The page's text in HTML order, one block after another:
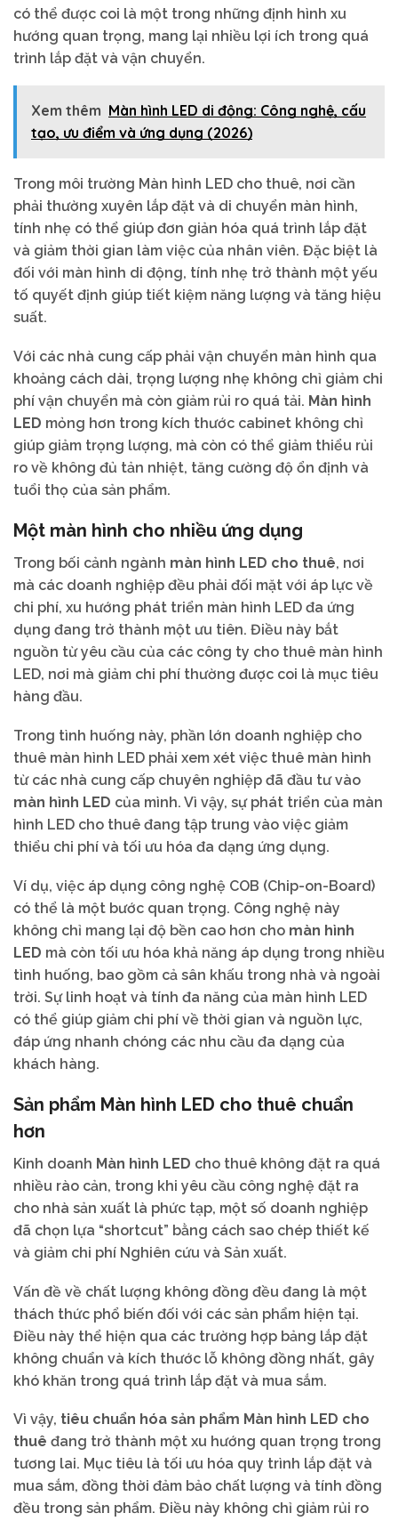
có thể được coi là một trong những định hình xu
hướng quan trọng, mang lại nhiều lợi ích trong quá
trình lắp đặt và vận chuyển.
Xem thêm Màn hình LED di động: Công nghệ, cấu
tạo, ưu điểm và ứng dụng (2026)
Trong môi trường Màn hình LED cho thuê, nơi cần
phải thường xuyên lắp đặt và di chuyển màn hình,
tính nhẹ có thể giúp đơn giản hóa quá trình lắp đặt
và giảm thời gian làm việc của nhân viên. Đặc biệt là
đối với màn hình di động, tính nhẹ trở thành một yếu
tố quyết định giúp tiết kiệm năng lượng và tăng hiệu
suất.
Với các nhà cung cấp phải vận chuyển màn hình qua
khoảng cách dài, trọng lượng nhẹ không chỉ giảm chi
phí vận chuyển mà còn giảm rủi ro quá tải. Màn hình
LED mỏng hơn trong kích thước cabinet không chỉ
giúp giảm trọng lượng, mà còn có thể giảm thiểu rủi
ro về không đủ tản nhiệt, tăng cường độ ổn định và
tuổi thọ của sản phẩm.
Một màn hình cho nhiều ứng dụng
Trong bối cảnh ngành màn hình LED cho thuê, nơi
mà các doanh nghiệp đều phải đối mặt với áp lực về
chi phí, xu hướng phát triển màn hình LED đa ứng
dụng đang trở thành một ưu tiên. Điều này bắt
nguồn từ yêu cầu của các công ty cho thuê màn hình
LED, nơi mà giảm chi phí thường được coi là mục tiêu
hàng đầu.
Trong tình huống này, phần lớn doanh nghiệp cho
thuê màn hình LED phải xem xét việc thuê màn hình
từ các nhà cung cấp chuyên nghiệp đã đầu tư vào
màn hình LED của mình. Vì vậy, sự phát triển của màn
hình LED cho thuê đang tập trung vào việc giảm
thiểu chi phí và tối ưu hóa đa dạng ứng dụng.
Ví dụ, việc áp dụng công nghệ COB (Chip-on-Board)
có thể là một bước quan trọng. Công nghệ này
không chỉ mang lại độ bền cao hơn cho màn hình
LED mà còn tối ưu hóa khả năng áp dụng trong nhiều
tình huống, bao gồm cả sân khấu trong nhà và ngoài
trời. Sự linh hoạt và tính đa năng của màn hình LED
có thể giúp giảm chi phí về thời gian và nguồn lực,
đáp ứng nhanh chóng các nhu cầu đa dạng của
khách hàng.
Sản phẩm Màn hình LED cho thuê chuẩn
hơn
Kinh doanh Màn hình LED cho thuê không đặt ra quá
nhiều rào cản, trong khi yêu cầu công nghệ đặt ra
cho nhà sản xuất là phức tạp, một số doanh nghiệp
đã chọn lựa “shortcut” bằng cách sao chép thiết kế
và giảm chi phí Nghiên cứu và Sản xuất.
Vấn đề về chất lượng không đồng đều đang là một
thách thức phổ biến đối với các sản phẩm hiện tại.
Điều này thể hiện qua các trường hợp bảng lắp đặt
không chuẩn và kích thước lỗ không đồng nhất, gây
khó khăn trong quá trình lắp đặt và mua sắm.
Vì vậy, tiêu chuẩn hóa sản phẩm Màn hình LED cho
thuê đang trở thành một xu hướng quan trọng trong
tương lai. Mục tiêu là tối ưu hóa quy trình lắp đặt và
mua sắm, đồng thời đảm bảo chất lượng và tính đồng
đều trong sản phẩm. Điều này không chỉ giảm rủi ro